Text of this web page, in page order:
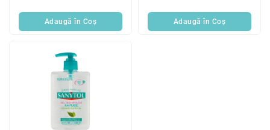
Adaugă în Coş Adaugă în Coş